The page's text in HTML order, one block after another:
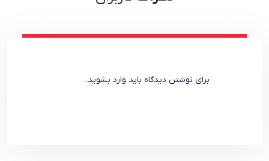
برای نوشتن دیدگاه باید وارد بشوید.